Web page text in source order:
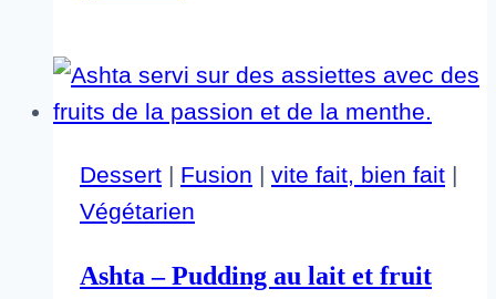
Dessert | Fusion | vite fait, bien fait |
Végétarien
Ashta – Pudding au lait et fruit